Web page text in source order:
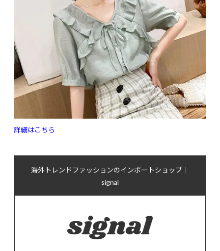
詳細はこちら
海外トレンドファッションのインポートショップ｜
signal